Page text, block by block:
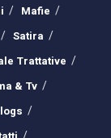
Mafie
Satira
Trattative
& Tv